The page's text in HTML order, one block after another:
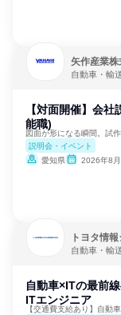
矢作産業株
自動車・輸
【対面開催】会
能職)
説明会・イベント
愛知県
2026年8月
トヨタ情
自動車・輸
自動車×ITの最前
ITエンジニア
【交通費支給あり】自動